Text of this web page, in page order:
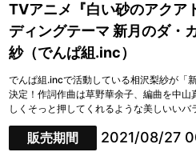
TVアニメ『白い砂のアクア
ディングテーマ 新月のダ・
紗（でんぱ組.inc）
でんぱ組.incで活動している相沢梨紗が「
決定！作詞作曲は草野華余子、編曲を中山
しくそっと押してくれるような美しいいバ
販売期間 2021/08/27